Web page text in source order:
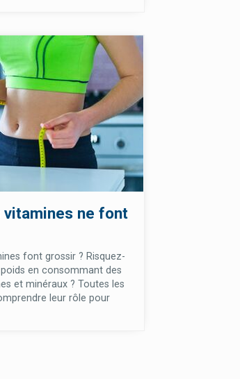
vitamines ne font
font grossir ? Risquez-
en consommant des
et minéraux ? Toutes les
leur rôle pour